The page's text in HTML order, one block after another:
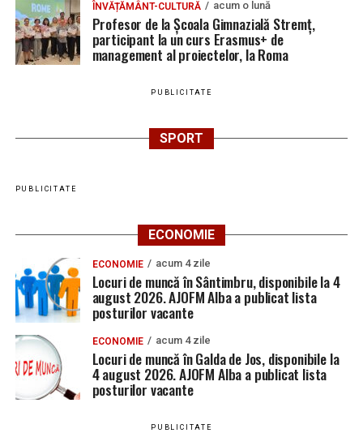
ÎNVĂȚĂMÂNT-CULTURĂ acum o lună
Profesor de la Școala Gimnazială Stremț,
participant la un curs Erasmus+ de
management al proiectelor, la Roma
PUBLICITATE
SPORT
PUBLICITATE
ECONOMIE
ECONOMIE acum 4 zile
Locuri de muncă în Sântimbru, disponibile la 4
august 2026. AJOFM Alba a publicat lista
posturilor vacante
ECONOMIE acum 4 zile
Locuri de muncă în Galda de Jos, disponibile la
4 august 2026. AJOFM Alba a publicat lista
posturilor vacante
PUBLICITATE